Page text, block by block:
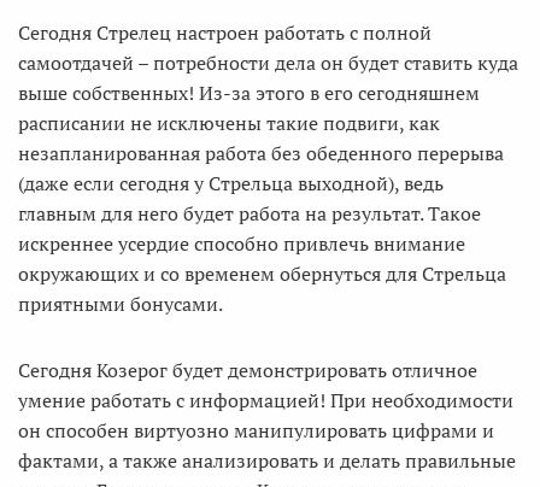
Сегодня Стрелец настроен работать с полной
самоотдачей – потребности дела он будет ставить куда
выше собственных! Из-за этого в его сегодняшнем
расписании не исключены такие подвиги, как
незапланированная работа без обеденного перерыва
(даже если сегодня у Стрельца выходной), ведь
главным для него будет работа на результат. Такое
искреннее усердие способно привлечь внимание
окружающих и со временем обернуться для Стрельца
приятными бонусами.
Сегодня Козерог будет демонстрировать отличное
умение работать с информацией! При необходимости
он способен виртуозно манипулировать цифрами и
фактами, а также анализировать и делать правильные